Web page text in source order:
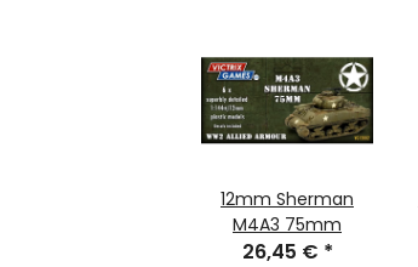
12mm Sherman
M4A3 75mm
26,45 € *